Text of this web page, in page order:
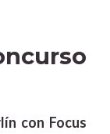
con Focus